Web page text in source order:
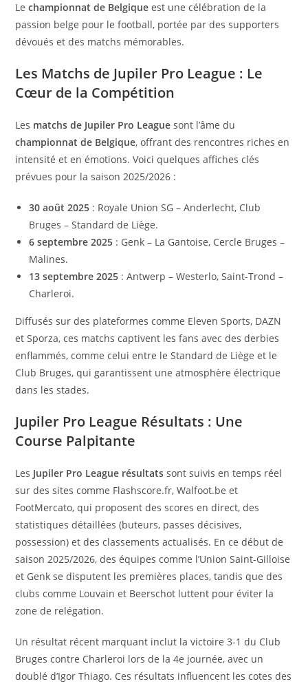
Lechampionnat de Belgique est une célébration de la
passion belge pour le football, portée par des supporters
dévoués et des matchs mémorables.
Les Matchs de Jupiler Pro League : Le
Cœur de la Compétition
Les matchs de Jupiler Pro League sont l’âme du
championnat de Belgique, offrant des rencontres riches en
intensité et en émotions. Voici quelques affiches clés
prévues pour la saison 2025/2026 :
30 août 2025 : Royale Union SG – Anderlecht, Club
Bruges – Standard de Liège.
6 septembre 2025 : Genk – La Gantoise, Cercle Bruges –
Malines.
13 septembre 2025 : Antwerp – Westerlo, Saint-Trond –
Charleroi.
Diffusés sur des plateformes comme Eleven Sports, DAZN
et Sporza, ces matchs captivent les fans avec des derbies
enflammés, comme celui entre le Standard de Liège et le
Club Bruges, qui garantissent une atmosphère électrique
dans les stades.
Jupiler Pro League Résultats : Une
Course Palpitante
Les Jupiler Pro League résultats sont suivis en temps réel
sur des sites comme Flashscore.fr, Walfoot.be et
FootMercato, qui proposent des scores en direct, des
statistiques détaillées (buteurs, passes décisives,
possession) et des classements actualisés. En ce début de
saison 2025/2026, des équipes comme l’Union Saint-Gilloise
et Genk se disputent les premières places, tandis que des
clubs comme Louvain et Beerschot luttent pour éviter la
zone de relégation.
Un résultat récent marquant inclut la victoire 3-1 du Club
Bruges contre Charleroi lors de la 4e journée, avec un
doublé d’Igor Thiago. Ces résultats influencent les cotes des